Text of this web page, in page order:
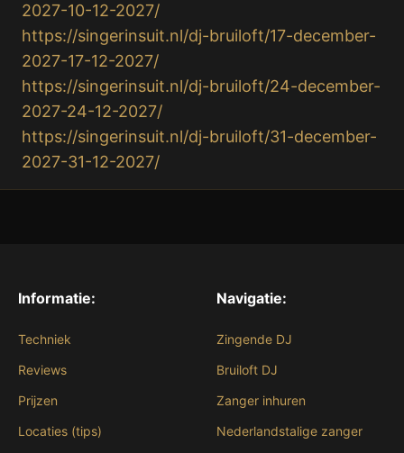
2027-10-12-2027/
https://singerinsuit.nl/dj-bruiloft/17-december-
2027-17-12-2027/
https://singerinsuit.nl/dj-bruiloft/24-december-
2027-24-12-2027/
https://singerinsuit.nl/dj-bruiloft/31-december-
2027-31-12-2027/
Informatie:
Techniek
Reviews
Prijzen
Locaties (tips)
Navigatie:
Zingende DJ
Bruiloft DJ
Zanger inhuren
Nederlandstalige zanger